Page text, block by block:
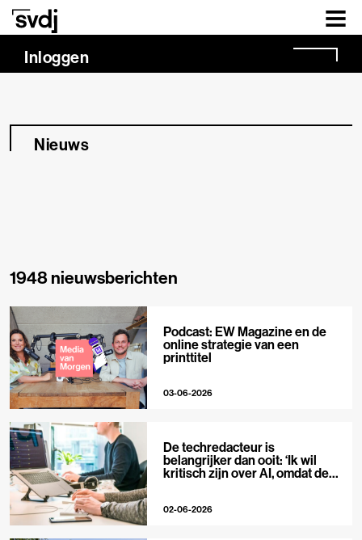
Naar hoofdinhoud
Inloggen
Nieuws
1948 nieuwsberichten
Podcast: EW Magazine en de
online strategie van een
printtitel
03-06-2026
De techredacteur is
belangrijker dan ooit: ‘Ik wil
kritisch zijn over AI, omdat de
02-06-2026